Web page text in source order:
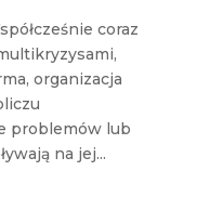
coraz
organizacja
problemów lub
na jej...